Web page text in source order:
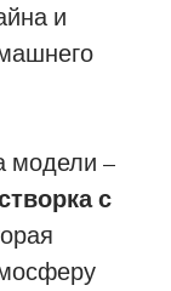
и
модели –
с